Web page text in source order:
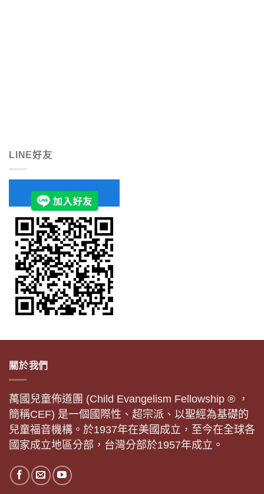
LINE好友
關於我們
萬國兒童佈道團 (Child Evangelism Fellowship ® ，
簡稱CEF) 是一個國際性、超宗派、以聖經為基礎的
兒童福音機構。於1937年在美國成立，至今在全球各
國家成立地區分部，台灣分部於1957年成立。